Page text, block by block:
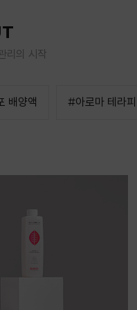
리의 시작
배양액 #아로마 테라피